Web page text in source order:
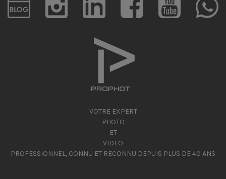
VOTRE EXPERT
PHOTO
ET
VIDEO
PROFESSIONNEL, CONNU ET RECONNU DEPUIS PLUS DE 40 ANS